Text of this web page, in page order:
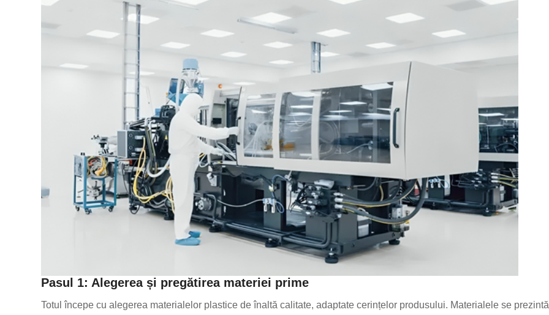
Pasul 1: Alegerea și pregătirea materiei prime
Totul începe cu alegerea materialelor plastice de înaltă calitate, adaptate cerințelor produsului. Materialele se